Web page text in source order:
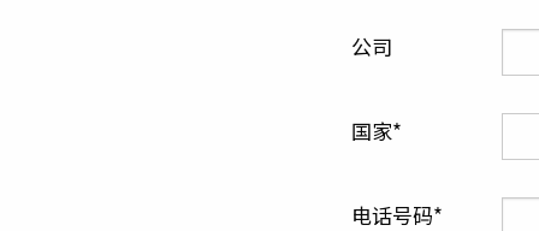
公司
国家
电话号码